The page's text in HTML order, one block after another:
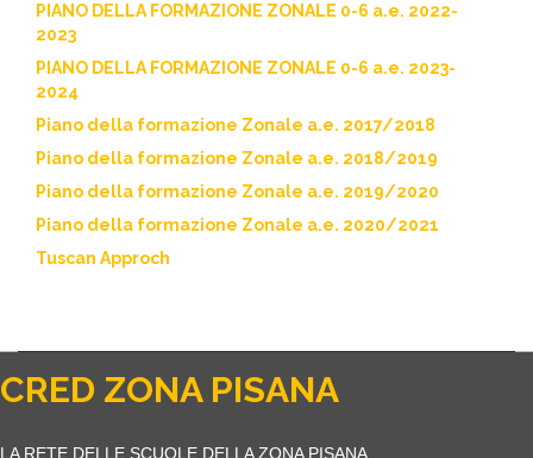
PIANO DELLA FORMAZIONE ZONALE 0-6 a.e. 2022-
2023
PIANO DELLA FORMAZIONE ZONALE 0-6 a.e. 2023-
2024
Piano della formazione Zonale a.e. 2017/2018
Piano della formazione Zonale a.e. 2018/2019
Piano della formazione Zonale a.e. 2019/2020
Piano della formazione Zonale a.e. 2020/2021
Tuscan Approch
CRED ZONA PISANA
LA RETE DELLE SCUOLE DELLA ZONA PISANA